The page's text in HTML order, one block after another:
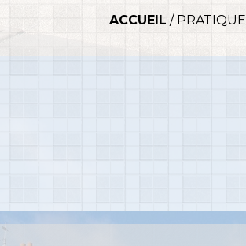
ACCUEIL / PRATIQUE